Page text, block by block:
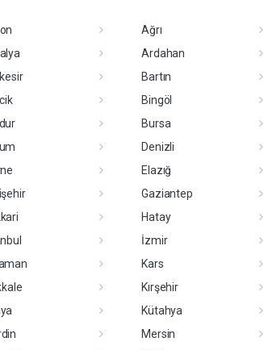
Ağrı
Ardahan
Bartın
Bingöl
Bursa
Denizli
Elazığ
Gaziantep
Hatay
İzmir
Kars
Kırşehir
Kütahya
Mersin